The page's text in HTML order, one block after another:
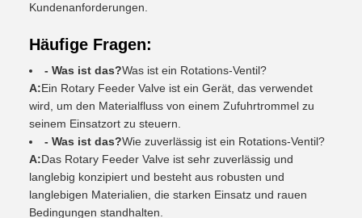
Kundenanforderungen.
Häufige Fragen:
- Was ist das?Was ist ein Rotations-Ventil?
A:Ein Rotary Feeder Valve ist ein Gerät, das verwendet
wird, um den Materialfluss von einem Zufuhrtrommel zu
seinem Einsatzort zu steuern.
- Was ist das?Wie zuverlässig ist ein Rotations-Ventil?
A:Das Rotary Feeder Valve ist sehr zuverlässig und
langlebig konzipiert und besteht aus robusten und
langlebigen Materialien, die starken Einsatz und rauen
Bedingungen standhalten.